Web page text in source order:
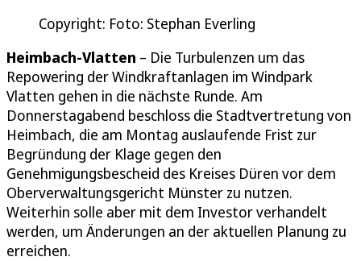
Copyright: Foto: Stephan Everling
Heimbach-Vlatten – Die Turbulenzen um das
Repowering der Windkraftanlagen im Windpark
Vlatten gehen in die nächste Runde. Am
Donnerstagabend beschloss die Stadtvertretung von
Heimbach, die am Montag auslaufende Frist zur
Begründung der Klage gegen den
Genehmigungsbescheid des Kreises Düren vor dem
Oberverwaltungsgericht Münster zu nutzen.
Weiterhin solle aber mit dem Investor verhandelt
werden, um Änderungen an der aktuellen Planung zu
erreichen.